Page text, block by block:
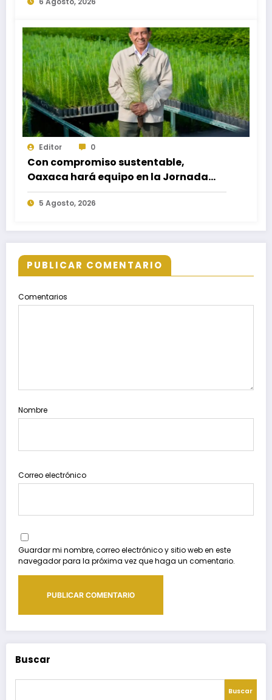
egresados de escuelas del nivel medio
Editor 0
Con compromiso sustentable,
Oaxaca hará equipo en la Jornada
Nacional de Reforestación 2026
5 Agosto, 2026
PUBLICAR COMENTARIO
Comentarios
Nombre
Correo electrónico
Guardar mi nombre, correo electrónico y sitio web en este
navegador para la próxima vez que haga un comentario.
Buscar
Buscar